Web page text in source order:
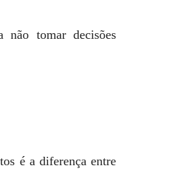
não tomar decisões
é a diferença entre